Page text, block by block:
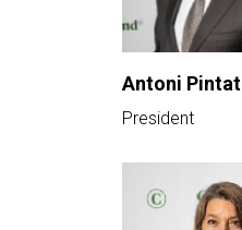
Antoni Pintat
President